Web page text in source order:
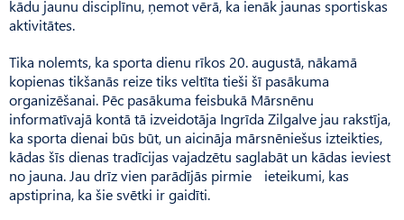
kādu jaunu disciplīnu, ņemot vērā, ka ienāk jaunas sportiskas
aktivitātes.
Tika nolemts, ka sporta dienu rīkos 20. augustā, nākamā
kopienas tikšanās reize tiks veltīta tieši šī pasākuma
organizēšanai. Pēc pasākuma feisbukā Mārsnēnu
informatīvajā kontā tā izveidotāja Ingrīda Zilgalve jau rakstīja,
ka sporta dienai būs būt, un aicināja mārsnēniešus izteikties,
kādas šīs dienas tradīcijas vajadzētu saglabāt un kādas ieviest
no jauna. Jau drīz vien parādījās pirmie ieteikumi, kas
apstiprina, ka šie svētki ir gaidīti.